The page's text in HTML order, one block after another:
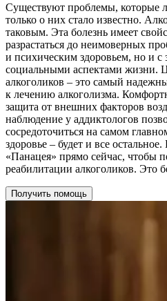
Существуют проблемы, которые
только о них стало известно.
таковым. Эта болезнь имеет
разрастаться до неимоверных
и психическим здоровьем, но и
социальными аспектами жизни.
алкоголиков – это самый
к лечению алкоголизма.
защита от внешних факторов
наблюдение у аддиктологов
сосредоточиться на самом
здоровье – будет и все
«Панацея» прямо сейчас, чтобы
реабилитации алкоголиков. Это
Получить помощь